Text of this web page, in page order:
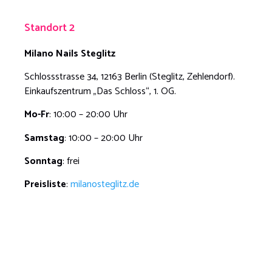
Standort 2
Milano Nails Steglitz
Schlossstrasse 34, 12163 Berlin (Steglitz, Zehlendorf).
Einkaufszentrum „Das Schloss“, 1. OG.
Mo-Fr: 10:00 – 20:00 Uhr
Samstag: 10:00 – 20:00 Uhr
Sonntag: frei
Preisliste:milanosteglitz.de